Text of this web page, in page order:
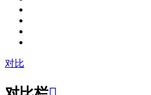
对比